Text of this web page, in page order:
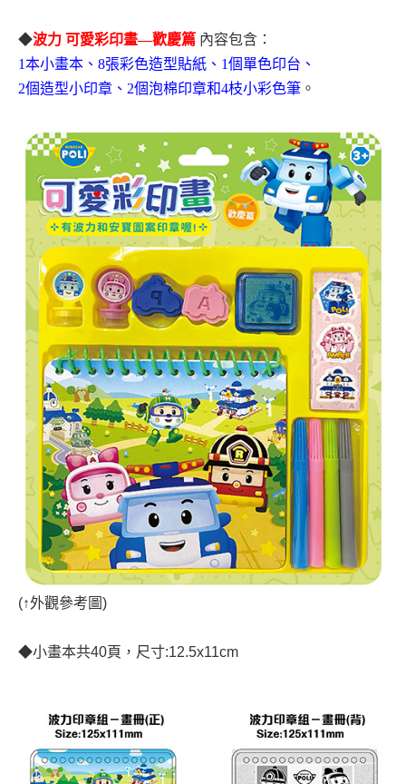
◆波力 可愛彩印畫—歡慶篇 內容包含：
1本小畫本、8張彩色造型貼紙、1個單色印台、
2個造型小印章、2個泡棉印章和4枝小彩色筆 。
(↑外觀參考圖)
◆小畫本共40頁，尺寸:12.5x11cm